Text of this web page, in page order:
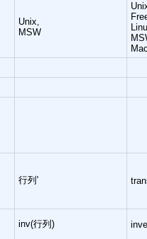
Unix,
MSW
Mac
行列'
inv(行列)